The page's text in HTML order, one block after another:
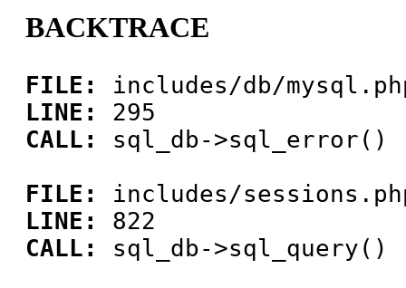
BACKTRACE
FILE:
includes/db/
LINE:
295
CALL:
sql_db->sql_error()
FILE:
includes/
LINE:
822
CALL:
sql_db->sql_query()